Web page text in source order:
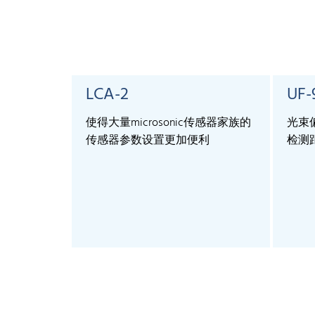
LCA-2
使得大量microsonic传感器家族的
传感器参数设置更加便利
光束
检测